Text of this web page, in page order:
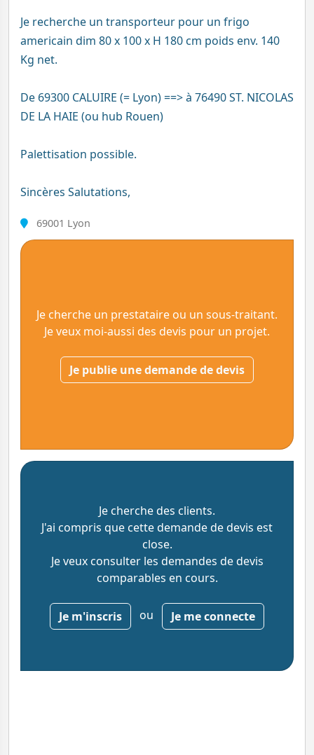
Je recherche un transporteur pour un frigo
americain dim 80 x 100 x H 180 cm poids env. 140
Kg net.
De 69300 CALUIRE (= Lyon) ==> à 76490 ST. NICOLAS
DE LA HAIE (ou hub Rouen)
Palettisation possible.
Sincères Salutations,
69001 Lyon
Je cherche un prestataire ou un sous-traitant.
Je veux moi-aussi des devis pour un projet.
Je publie une demande de devis
Je cherche des clients.
J'ai compris que cette demande de devis est
close.
Je veux consulter les demandes de devis
comparables en cours.
Je m'inscris ou Je me connecte